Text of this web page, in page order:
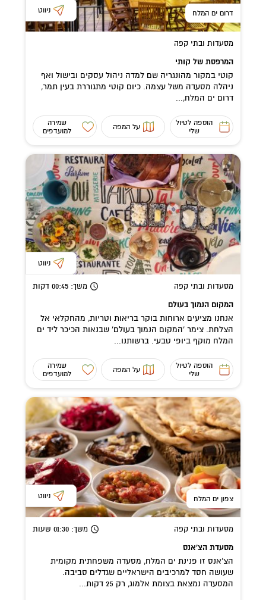
דרום ים המלח ניווט
מסעדות ובתי קפה
המרפסת של קותי
קוטי במקור מהונגריה שם למדה ניהול עסקים ובישול ואף
ניהלה מסעדה משל עצמה. כיום קוטי מתגוררת בעין תמר,
דרום ים המלח,...
הוספה לטיול
שלי
על המפה
שמירה
למועדפים
ניווט
מסעדות ובתי קפה משך: 00:45 דקות
המקום הנמוך בעולם
אנחנו מציעים ארוחות בוקר בריאות וטריות, מהחקלאי אל
הצלחת. צימר ‘המקום הנמוך בעולם’ שבנאות הכיכר ליד ים
המלח מוקף ביופי טבעי. ברשותנו...
הוספה לטיול
שלי
על המפה
שמירה
למועדפים
צפון ים המלח ניווט
מסעדות ובתי קפה משך: 01:30 שעות
מסעדת הצ'אנס
הצ’אנס זו פנינת ים המלח, מסעדה משפחתית מקומית
שעושה חסד למרכיבים הישראליים שגדלים סביבה.
המסעדה נמצאת בצומת אלמוג, רק 25 דקות...